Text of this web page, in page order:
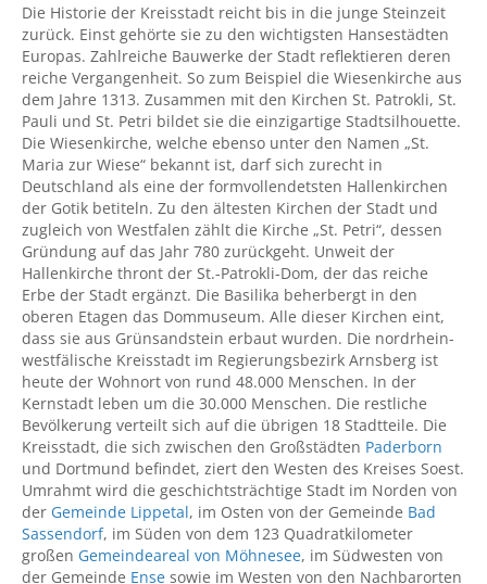
Die Historie der Kreisstadt reicht bis in die junge Steinzeit
zurück. Einst gehörte sie zu den wichtigsten Hansestädten
Europas. Zahlreiche Bauwerke der Stadt reflektieren deren
reiche Vergangenheit. So zum Beispiel die Wiesenkirche aus
dem Jahre 1313. Zusammen mit den Kirchen St. Patrokli, St.
Pauli und St. Petri bildet sie die einzigartige Stadtsilhouette.
Die Wiesenkirche, welche ebenso unter den Namen „St.
Maria zur Wiese“ bekannt ist, darf sich zurecht in
Deutschland als eine der formvollendetsten Hallenkirchen
der Gotik betiteln. Zu den ältesten Kirchen der Stadt und
zugleich von Westfalen zählt die Kirche „St. Petri“, dessen
Gründung auf das Jahr 780 zurückgeht. Unweit der
Hallenkirche thront der St.-Patrokli-Dom, der das reiche
Erbe der Stadt ergänzt. Die Basilika beherbergt in den
oberen Etagen das Dommuseum. Alle dieser Kirchen eint,
dass sie aus Grünsandstein erbaut wurden. Die nordrhein-
westfälische Kreisstadt im Regierungsbezirk Arnsberg ist
heute der Wohnort von rund 48.000 Menschen. In der
Kernstadt leben um die 30.000 Menschen. Die restliche
Bevölkerung verteilt sich auf die übrigen 18 Stadtteile. Die
Kreisstadt, die sich zwischen den Großstädten Paderborn
und Dortmund befindet, ziert den Westen des Kreises Soest.
Umrahmt wird die geschichtsträchtige Stadt im Norden von
der Gemeinde Lippetal, im Osten von der Gemeinde Bad
Sassendorf, im Süden von dem 123 Quadratkilometer
großen Gemeindeareal von Möhnesee, im Südwesten von
der Gemeinde Ense sowie im Westen von den Nachbarorten